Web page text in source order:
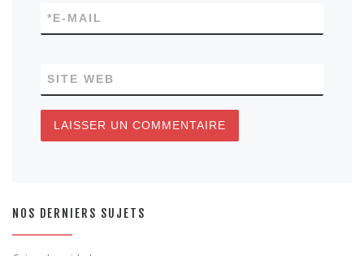
E-MAIL
*
SITE WEB
NOS DERNIERS SUJETS